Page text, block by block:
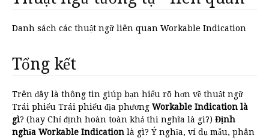
Danh sách các thuật ngữ liên quan Workable Indication
Tổng kết
Trên đây là thông tin giúp bạn hiểu rõ hơn về thuật ngữ
Trái phiếu Trái phiếu địa phương Workable Indication là
gì? (hay Chỉ định hoàn toàn khả thi nghĩa là gì?) Định
nghĩa Workable Indication là gì? Ý nghĩa, ví dụ mẫu, phân